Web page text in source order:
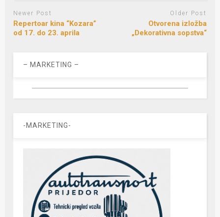
Newer Post
Repertoar kina “Kozara”
od 17. do 23. aprila
Older Post
Otvorena izložba
„Dekorativna sopstva“
– MARKETING –
-MARKETING-